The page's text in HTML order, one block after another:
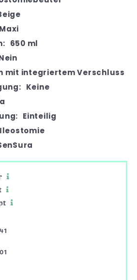
Maxi
650 ml
mit integriertem Verschluss
Keine
Einteilig
Ileostomie